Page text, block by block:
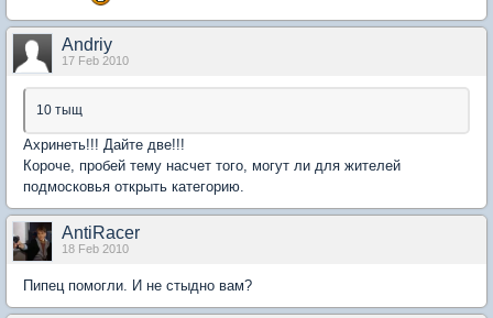
Andriy
17 Feb 2010
10 тыщ
Ахринеть!!! Дайте две!!!
Короче, пробей тему насчет того, могут ли для жителей
подмосковья открыть категорию.
AntiRacer
18 Feb 2010
Пипец помогли. И не стыдно вам?